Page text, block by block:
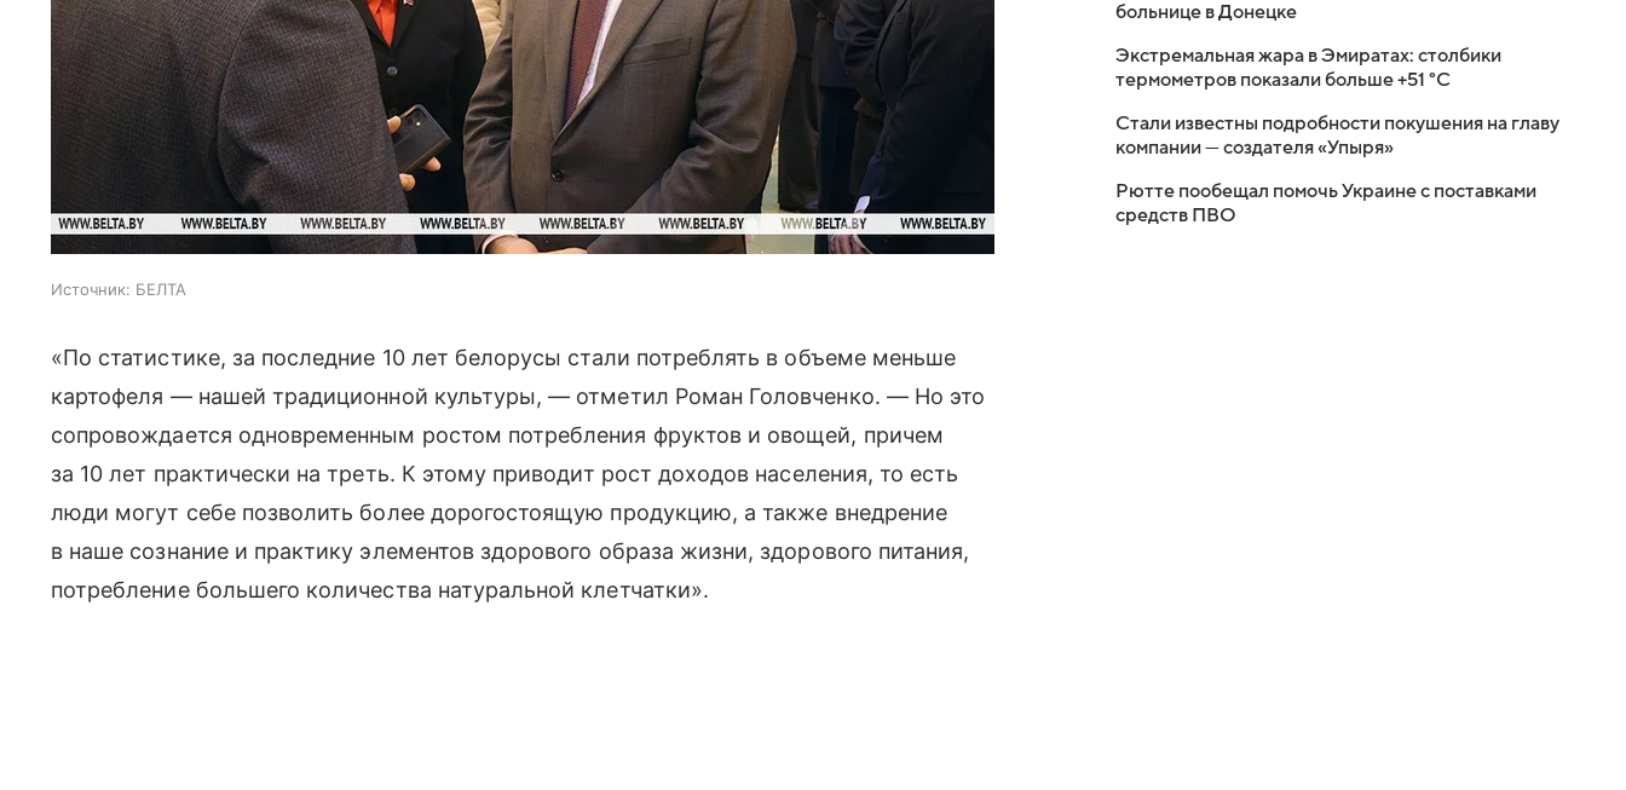
Источник: БЕЛТА
«По статистике, за последние 10 лет белорусы стали потреблять в объеме меньше
картофеля — нашей традиционной культуры, — отметил Роман Головченко. — Но это
сопровождается одновременным ростом потребления фруктов и овощей, причем
за 10 лет практически на треть. К этому приводит рост доходов населения, то есть
люди могут себе позволить более дорогостоящую продукцию, а также внедрение
в наше сознание и практику элементов здорового образа жизни, здорового питания,
потребление большего количества натуральной клетчатки».
больнице в Донецке
Экстремальная жара в Эмиратах: столбики
термометров показали больше +51 °C
Стали известны подробности покушения на главу
компании — создателя «Упыря»
Рютте пообещал помочь Украине с поставками
средств ПВО